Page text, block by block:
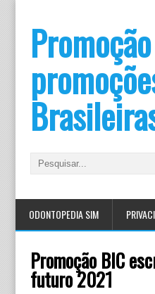
ODONTOPEDIA SIM
Promoção BIC
futuro 2021